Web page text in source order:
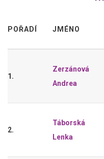
POŘADÍ JMÉNO
1.
Zerzánová
Andrea
2.
Táborská
Lenka